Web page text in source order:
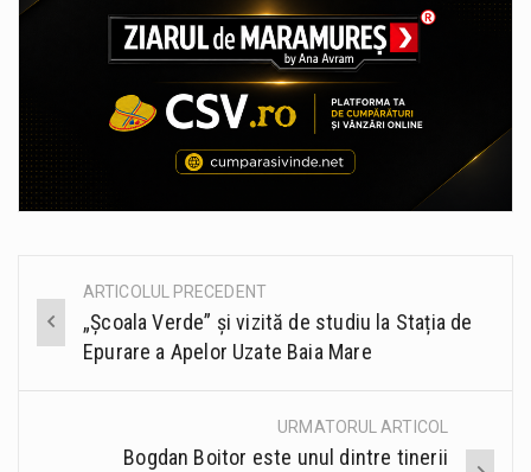
Post
navigation
ARTICOLUL PRECEDENT
„Școala Verde” și vizită de studiu la Stația de
Epurare a Apelor Uzate Baia Mare
URMATORUL ARTICOL
Bogdan Boitor este unul dintre tinerii